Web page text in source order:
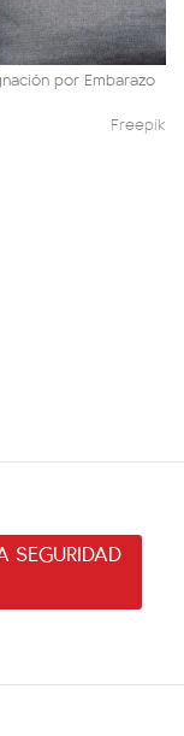
por Embarazo
Freepik
SEGURIDAD